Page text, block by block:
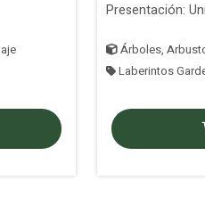
Presentación:
Árboles,
Laberintos